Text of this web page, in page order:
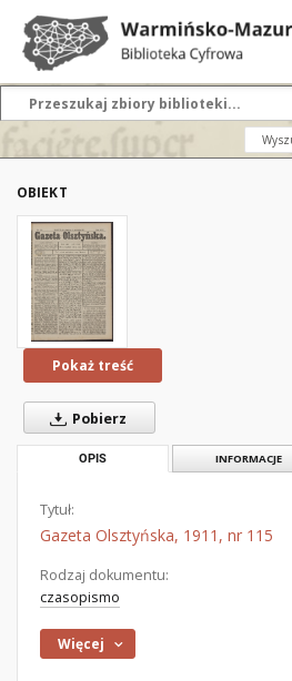
OBIEKT
Pokaż treść
Pobierz
OPIS INFORMACJE
Tytuł:
Gazeta Olsztyńska, 1911, nr 115
Rodzaj dokumentu:
czasopismo
Więcej